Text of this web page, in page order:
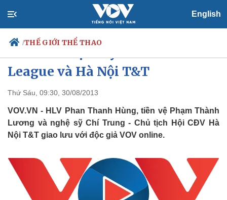
English
/THẾ GIỚI THỂ THAO
Chính trị
Đảng
Tổ chức nhân sự
Quốc hội
Nhận diện sự thật
Tin 24h
Dự báo thời tiết
Giáo dục
Biển đảo
League và Hà Nội T&T
Thứ Sáu, 09:30, 30/08/2013
VOV.VN - HLV Phan Thanh Hùng, tiền vệ Phạm Thành
Lương và nghệ sỹ Chí Trung - Chủ tịch Hội CĐV Hà
Nội T&T giao lưu với độc giả VOV online.